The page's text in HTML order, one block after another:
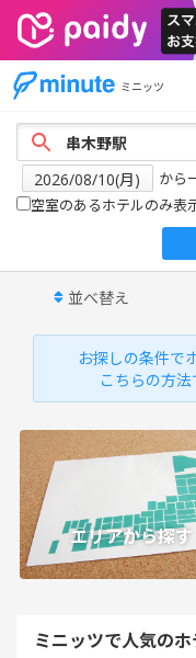
ミニッツ
から
空室のあるホテルのみ表
並べ替え
お探しの条件で
こちらの方法
エリアから探す
ミニッツで人気のホ